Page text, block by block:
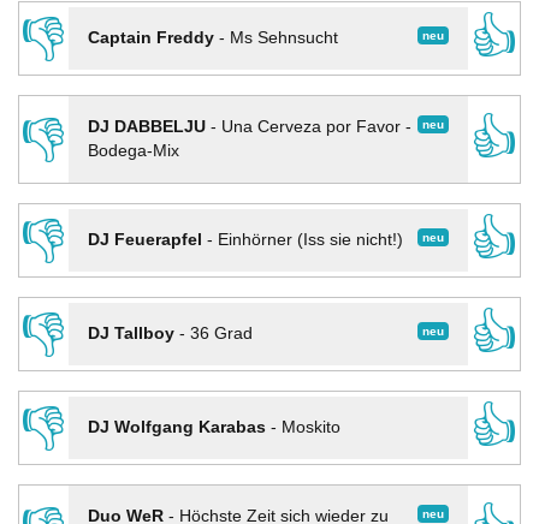
👎
neu
Captain Freddy- Ms Sehnsucht
👍
👎
neu
DJ DABBELJU- Una Cerveza por Favor -
Bodega-Mix
👍
👎
neu
DJ Feuerapfel - Einhörner (Iss sie nicht!)
👍
👎
neu
DJ Tallboy- 36 Grad
👍
👎
DJ Wolfgang Karabas- Moskito
👍
neu
Duo WeR- Höchste Zeit sich wieder zu